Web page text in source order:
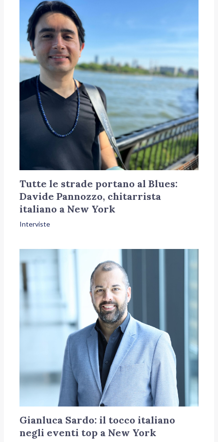
Tutte le strade portano al Blues:
Davide Pannozzo, chitarrista
italiano a New York
Interviste
Gianluca Sardo: il tocco italiano
negli eventi top a New York